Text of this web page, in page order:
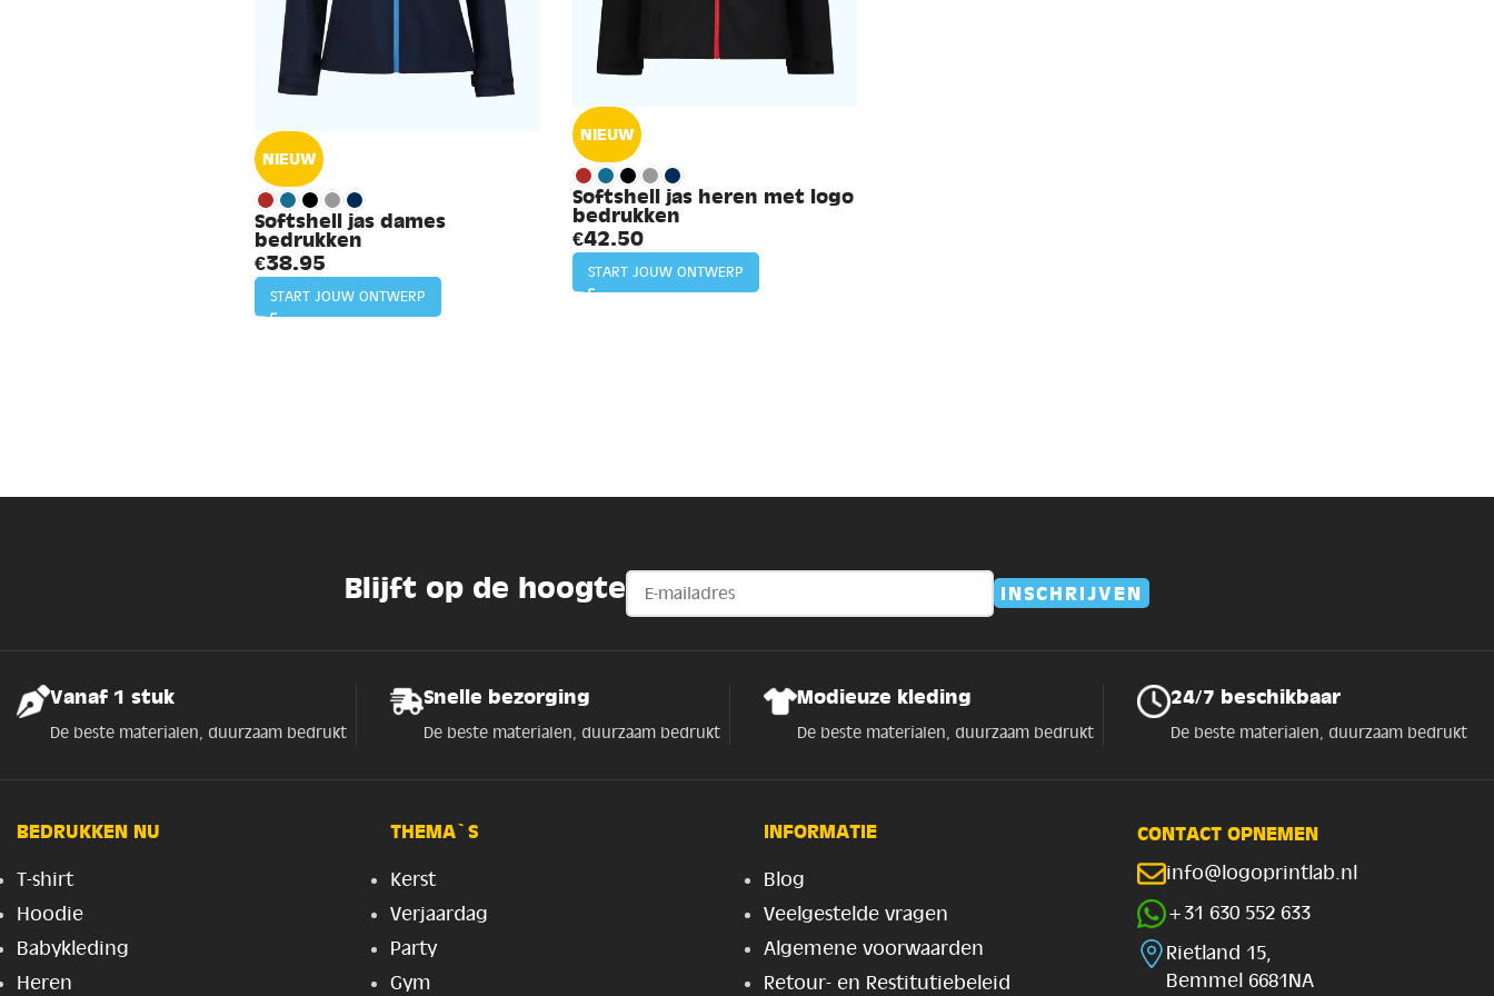
NIEUW
Softshell jas dames
bedrukken
€38.95
START JOUW ONTWERP
NIEUW
Softshell jas heren met logo
bedrukken
€42.50
START JOUW ONTWERP
Blijft op de hoogte
Vanaf 1 stuk
De beste materialen, duurzaam bedrukt
Snelle bezorging
De beste materialen, duurzaam bedrukt
Modieuze kleding
De beste materialen, duurzaam bedrukt
24/7 beschikbaar
De beste materialen, duurzaam bedrukt
BEDRUKKEN NU
T-shirt
Hoodie
Babykleding
Heren
THEMA`S
Kerst
Verjaardag
Party
Gym
INFORMATIE
Blog
Veelgestelde vragen
Algemene voorwaarden
Retour- en Restitutiebeleid
CONTACT OPNEMEN
info@logoprintlab.nl
+31 630 552 633
Rietland 15,
Bemmel 6681NA